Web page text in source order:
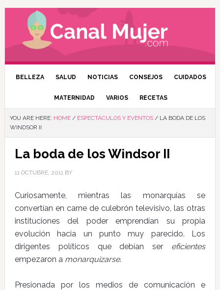
BELLEZA SALUD NOTICIAS CONSEJOS CUIDADOS
MATERNIDAD VARIOS RECETAS
YOU ARE HERE: HOME / ESPECTÁCULOS Y EVENTOS /LA BODA DE LOS
WINDSOR II
La boda de los Windsor II
11 OCTUBRE, 2011BY
Curiosamente, mientras las monarquías se
convertían en carne de culebrón televisivo, las otras
instituciones del poder emprendían su propia
evolución hacia un punto muy parecido. Los
dirigentes políticos que debían ser eficientes
empezaron a monarquizarse.
Presionada por los medios de comunicación e